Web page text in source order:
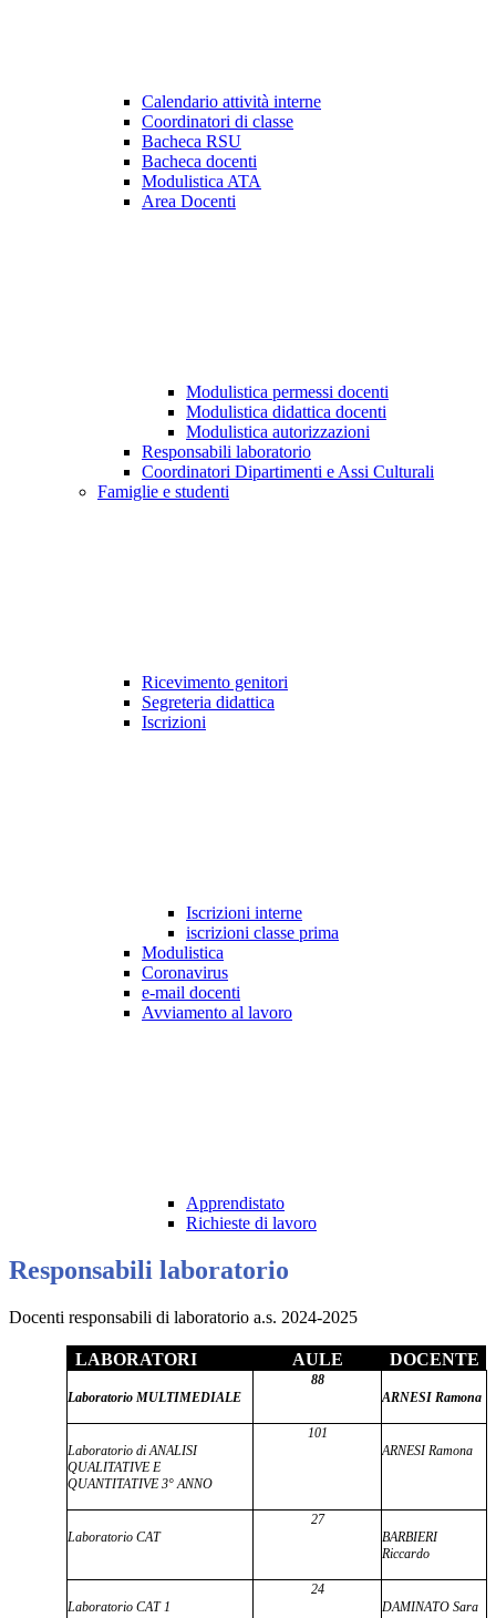
Calendario attività interne
Coordinatori di classe
Bacheca RSU
Bacheca docenti
Modulistica ATA
Area Docenti
Modulistica permessi docenti
Modulistica didattica docenti
Modulistica autorizzazioni
Responsabili laboratorio
Coordinatori Dipartimenti e Assi Culturali
Famiglie e studenti
Ricevimento genitori
Segreteria didattica
Iscrizioni
Iscrizioni interne
iscrizioni classe prima
Modulistica
Coronavirus
e-mail docenti
Avviamento al lavoro
Apprendistato
Richieste di lavoro
Responsabili laboratorio
Docenti responsabili di laboratorio a.s. 2024-2025
LABORATORI AULE DOCENTE
Laboratorio MULTIMEDIALE
88
ARNESI Ramona
Laboratorio di ANALISI
QUALITATIVE E
QUANTITATIVE 3° ANNO
101
ARNESI Ramona
Laboratorio CAT
27
BARBIERI
Riccardo
Laboratorio CAT 1
24
DAMINATO Sara